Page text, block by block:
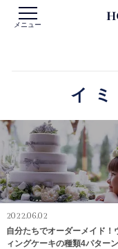
メニュー
イ
2022.06.02
自分たちでオーダーメイド！
ィングケーキの種類4パターン